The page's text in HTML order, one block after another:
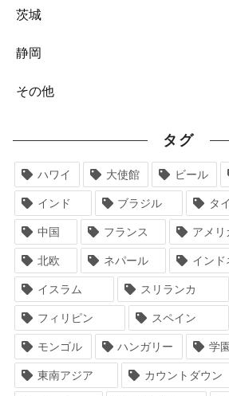
茨城
静岡
その他
タグ
ハワイ 大使館 ビール
インド ブラジル タイ
中国 フランス アメリ
北欧 ネパール インド
イスラム スリランカ
フィリピン スペイン
モンゴル ハンガリー 学
東南アジア カウントダウン